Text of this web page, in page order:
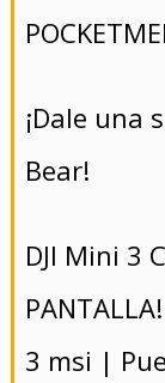
¡Dale una
Bear!
DJI Mini 3
3 msi |